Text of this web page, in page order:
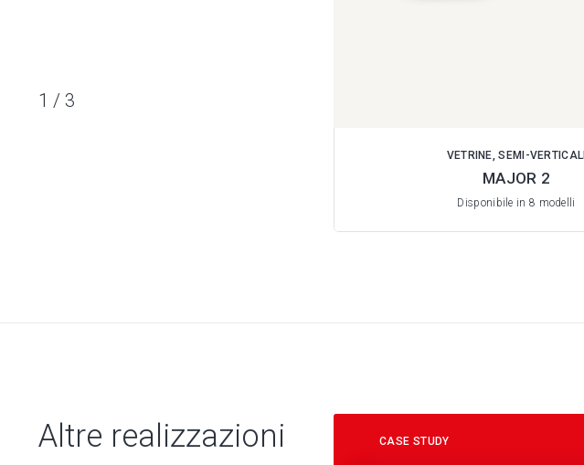
1 / 3
VETRINE, SEMI-VERTICALI
MAJOR 2
Disponibile in 8 modelli
Altre realizzazioni CASE STUDY